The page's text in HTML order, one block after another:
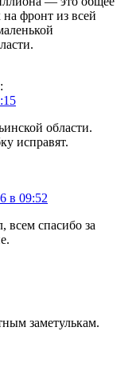
фронт из всей
:
области.
исправят.
в 09:52
всем спасибо за
заметулькам.